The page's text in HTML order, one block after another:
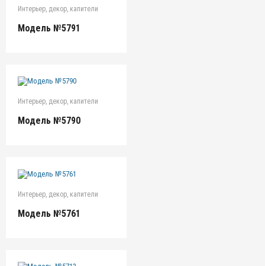
Интерьер, декор, капители
Модель №5791
Интерьер, декор, капители
Модель №5790
Интерьер, декор, капители
Модель №5761